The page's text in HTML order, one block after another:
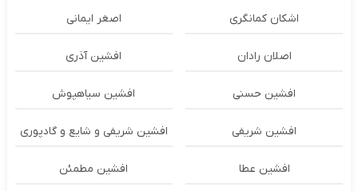
اشکان‌ کمانگری اصغر ایمانی
اصلان رادان افشین آذری
افشین حسنی افشین سیاهپوش
افشین شریفی افشین شریفی و شایع و گادپوری
افشین عطا افشین مطمئن